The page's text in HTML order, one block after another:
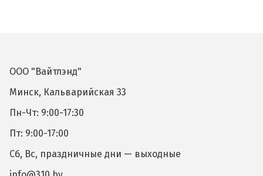
ООО "Вайтлэнд"
Минск, Кальварийская 33
Пн-Чт: 9:00-17:30
Пт: 9:00-17:00
Сб, Вс, праздничные дни — выходные